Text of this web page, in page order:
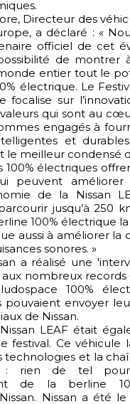
Directeur des
a déclaré : «
officiel de cet
de montrer
entier tout le
électrique. Le
focalise sur
qui sont au
engagés à
et
le meilleur condensé
100% électriques
peuvent
de la Nissan
jusqu’à 250
100% électrique
aussi à améliorer la
sonores. »
a réalisé une
aux nombreux records
100%
pouvaient envoyer
de Nissan.
LEAF était
festival. Ce véhicule
technologies et la
: rien de tel pour
de la berline
Nissan a été